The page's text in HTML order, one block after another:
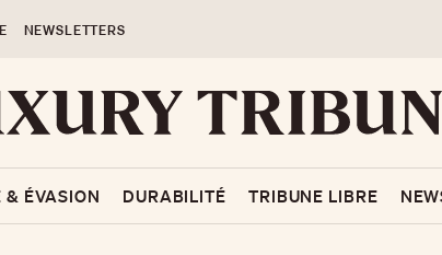
NEWSLETTERS
& ÉVASION DURABILITÉ TRIBUNE LIBRE